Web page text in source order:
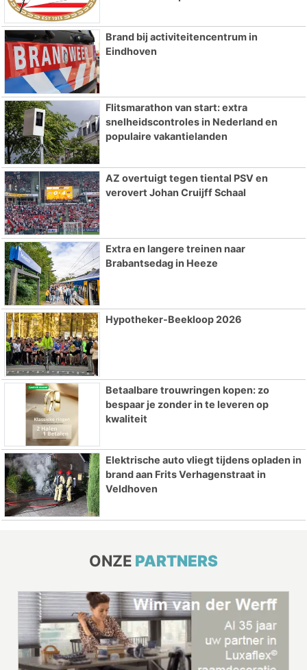
Brand bij activiteitencentrum in
Eindhoven
Flitsmarathon van start: extra
snelheidscontroles in Nederland en
populaire vakantielanden
AZ overtuigt tegen tiental PSV en
verovert Johan Cruijff Schaal
Extra en langere treinen naar
Brabantsedag in Heeze
Hypotheker-Beekloop 2026
Betaalbare trouwringen kopen: zo
bespaar je zonder in te leveren op
kwaliteit
Elektrische auto vliegt tijdens opladen in
brand aan Frits Verhagenstraat in
Veldhoven
ONZE PARTNERS